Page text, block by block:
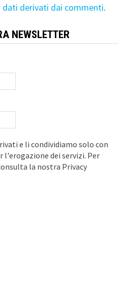
dati derivati dai commenti.
NEWSLETTER
e li condividiamo solo con
l'erogazione dei servizi. Per
la nostra Privacy